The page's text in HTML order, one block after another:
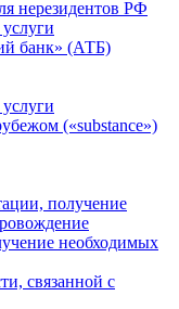
нерезидентов РФ
банк» (АТБ)
(«substance»)
получение
необходимых
связанной с